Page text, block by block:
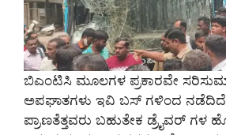
ಬಿಎಂಟಿಸಿ ಮೂಲಗಳ ಪ್ರಕಾರವೇ
ಅಪಘಾತಗಳು ಇವಿ ಬಸ್‌ ಗಳಿಂದ
ಪ್ರಾಣತೆತ್ತವರು ಬಹುತೇಕ ಡ್ರೈವರ್ ಗಳ